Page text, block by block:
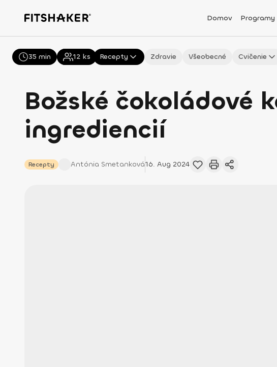
Domov Programy
Všetky Recepty Zdravie Všeobecné Cvičenie
Božské čokoládové
ingrediencií
Recepty Antónia Smetanková16. Aug 2024
35 min 12 ks